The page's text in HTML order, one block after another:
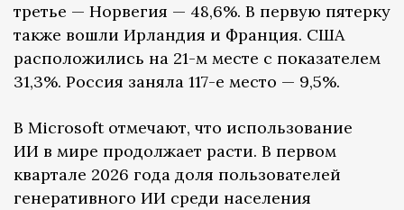
третье — Норвегия — 48,6%. В первую пятерку
также вошли Ирландия и Франция. США
расположились на 21-м месте с показателем
31,3%. Россия заняла 117-е место — 9,5%.
В Microsoft отмечают, что использование
ИИ в мире продолжает расти. В первом
квартале 2026 года доля пользователей
генеративного ИИ среди населения